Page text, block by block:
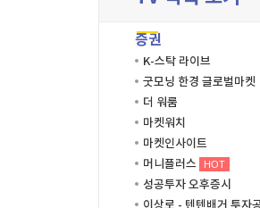
증권
K-스탁 라이브
굿모닝 한경 글로벌마켓
더 워룸
마켓워치
마켓인사이트
머니플러스
HOT
성공투자 오후증시